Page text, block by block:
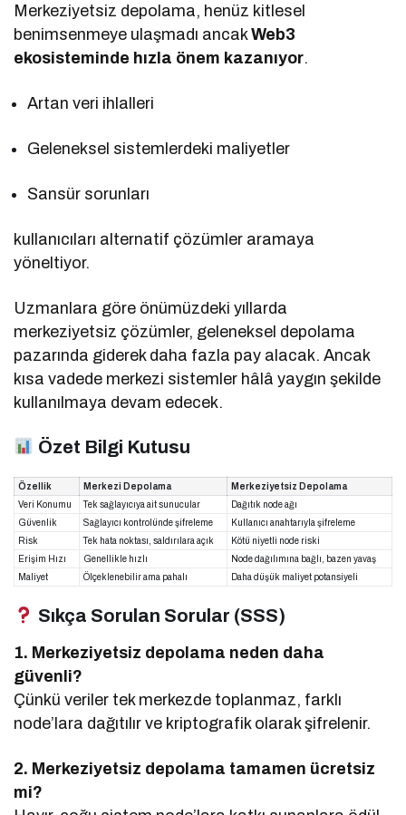
Merkeziyetsiz depolama, henüz kitlesel
benimsenmeye ulaşmadı ancakWeb3
ekosisteminde hızla önem kazanıyor.
Artan veri ihlalleri
Geleneksel sistemlerdeki maliyetler
Sansür sorunları
kullanıcıları alternatif çözümler aramaya
yöneltiyor.
Uzmanlara göre önümüzdeki yıllarda
merkeziyetsiz çözümler, geleneksel depolama
pazarında giderek daha fazla pay alacak. Ancak
kısa vadede merkezi sistemler hâlâ yaygın şekilde
kullanılmaya devam edecek.
Özet Bilgi Kutusu
Özellik Merkezi Depolama
Merkeziyetsiz Depolama
Veri Konumu
Tek sağlayıcıya ait sunucular
Dağıtık node ağı
Güvenlik
Sağlayıcı kontrolünde şifreleme
Kullanıcı anahtarıyla şifreleme
Risk
Tek hata noktası, saldırılara açık
Kötü niyetli node riski
Erişim Hızı
Genellikle hızlı
Node dağılımına bağlı, bazen yavaş
Maliyet
Ölçeklenebilir ama pahalı Daha düşük maliyet potansiyeli
Sıkça Sorulan Sorular (SSS)
1. Merkeziyetsiz depolama neden daha
güvenli?
Çünkü veriler tek merkezde toplanmaz, farklı
node’lara dağıtılır ve kriptografik olarak şifrelenir.
2. Merkeziyetsiz depolama tamamen ücretsiz
mi?